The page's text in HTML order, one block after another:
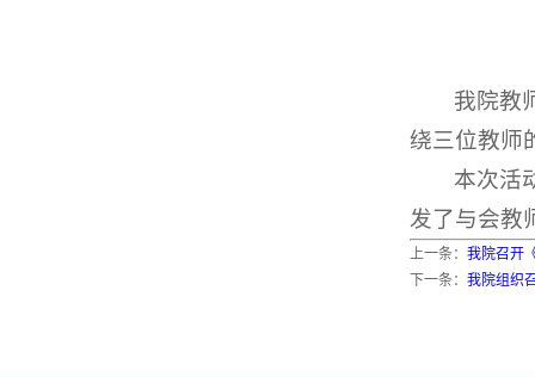
我院教
绕三位教师
本次活
发了与会教
上一条： 我院召开
下一条： 我院组织